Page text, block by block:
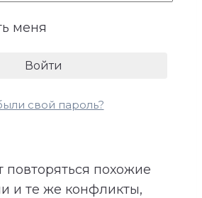
повторяться похожие
и те же конфликты,
меня
свой пароль?